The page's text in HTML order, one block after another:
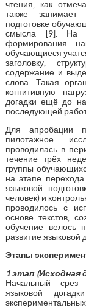
чтения, как
также занимает
подготовке
смысла [9]. На
формирования
обучающиеся
заголовку,
содержание и
слова. Такая
когнитивную
догадки ещё до
последующей
Для апробации
пилотажное
проводилась в
течение трёх
группы
на этапе
языковой
человек) и
проводилось с
основе текстов,
обучение велось
развитие языковой
Этапы
1 этап (Исходная
Начальный срез
языковой